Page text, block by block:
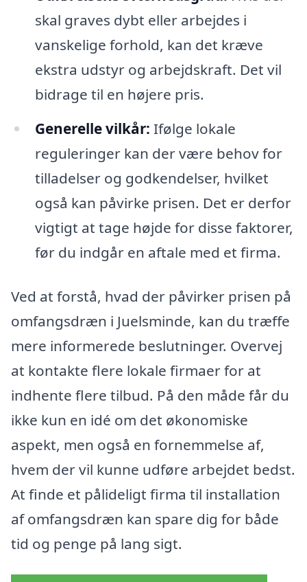
skal graves dybt eller arbejdes i
vanskelige forhold, kan det kræve
ekstra udstyr og arbejdskraft. Det vil
bidrage til en højere pris.
Generelle vilkår: Ifølge lokale
reguleringer kan der være behov for
tilladelser og godkendelser, hvilket
også kan påvirke prisen. Det er derfor
vigtigt at tage højde for disse faktorer,
før du indgår en aftale med et firma.
Ved at forstå, hvad der påvirker prisen på
omfangsdræn i Juelsminde, kan du træffe
mere informerede beslutninger. Overvej
at kontakte flere lokale firmaer for at
indhente flere tilbud. På den måde får du
ikke kun en idé om det økonomiske
aspekt, men også en fornemmelse af,
hvem der vil kunne udføre arbejdet bedst.
At finde et pålideligt firma til installation
af omfangsdræn kan spare dig for både
tid og penge på lang sigt.